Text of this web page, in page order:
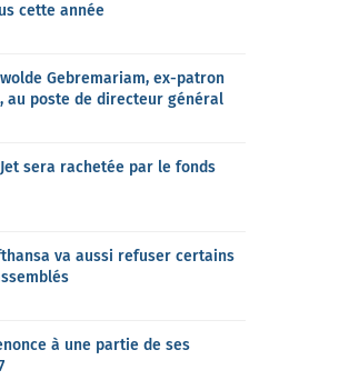
cette année
Gebremariam, ex-patron
au poste de directeur général
sera rachetée par le fonds
va aussi refuser certains
à une partie de ses